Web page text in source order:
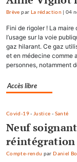
Brève par La rédaction |04
Fini de rigoler ! La
l’usage sur la voie
gaz hilarant. Ce gaz
et en médecine comme
personnes, notamment
Accès libre
Covid-19- Justice - Santé
Neuf
réintégration
Compte-rendu par Daniel